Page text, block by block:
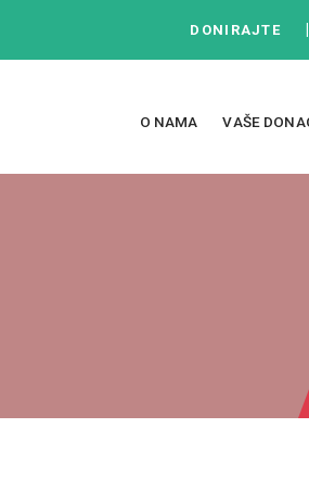
DONIRAJTE
O NAMA VAŠE